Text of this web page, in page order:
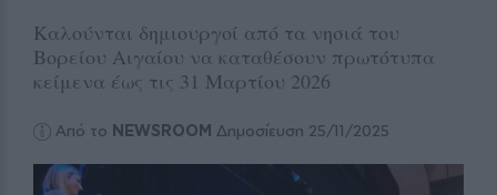
Καλούνται δημιουργοί από τα νησιά του
Βορείου Αιγαίου να καταθέσουν πρωτότυπα
κείμενα έως τις 31 Μαρτίου 2026
Από το NEWSROOM Δημοσίευση 25/11/2025